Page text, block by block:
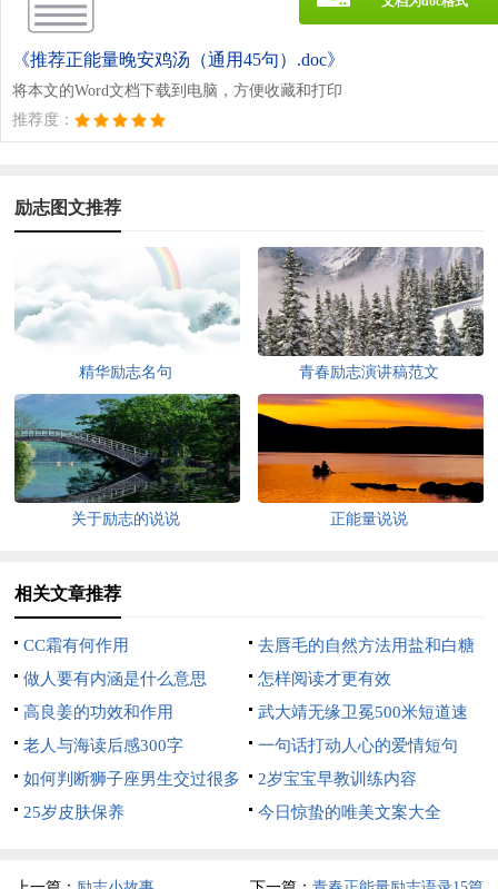
《推荐正能量晚安鸡汤（通用45句）.doc》
将本文的Word文档下载到电脑，方便收藏和打印
推荐度：
励志图文推荐
精华励志名句 青春励志演讲稿范文
关于励志的说说 正能量说说
相关文章推荐
CC霜有何作用
去唇毛的自然方法用盐和白糖
做人要有内涵是什么意思
怎样阅读才更有效
高良姜的功效和作用
武大靖无缘卫冕500米短道速
滑，刘少昂夺冠
老人与海读后感300字
一句话打动人心的爱情短句
如何判断狮子座男生交过很多
女友
2岁宝宝早教训练内容
25岁皮肤保养
今日惊蛰的唯美文案大全